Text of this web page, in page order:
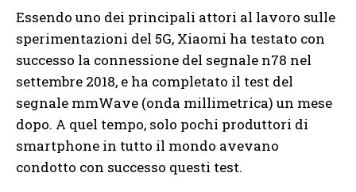
Essendo uno dei principali attori al lavoro sulle
sperimentazioni del 5G, Xiaomi ha testato con
successo la connessione del segnale n78 nel
settembre 2018, e ha completato il test del
segnale mmWave (onda millimetrica) un mese
dopo. A quel tempo, solo pochi produttori di
smartphone in tutto il mondo avevano
condotto con successo questi test.